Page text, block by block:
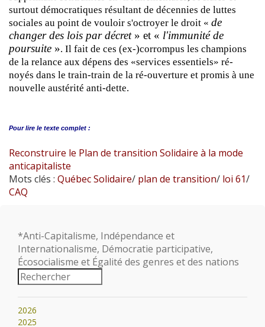
surtout démocratiques résultant de décennies de luttes
sociales au point de vouloir s'octroyer le droit « de
changer des lois par décret» et « l'immunité de
poursuite ». Il fait de ces (ex-)corrompus les champions
de la relance aux dépens des «services essentiels» ré-
noyés dans le train-train de la ré-ouverture et promis à une
nouvelle austérité anti-dette.
Pour lire le texte complet :
Reconstruire le Plan de transition Solidaire à la mode
anticapitaliste
Mots clés : Québec Solidaire/ plan de transition/ loi 61/
CAQ
*Anti-Capitalisme, Indépendance et
Internationalisme, Démocratie participative,
Écosocialisme et Égalité des genres et des nations
2026
2025